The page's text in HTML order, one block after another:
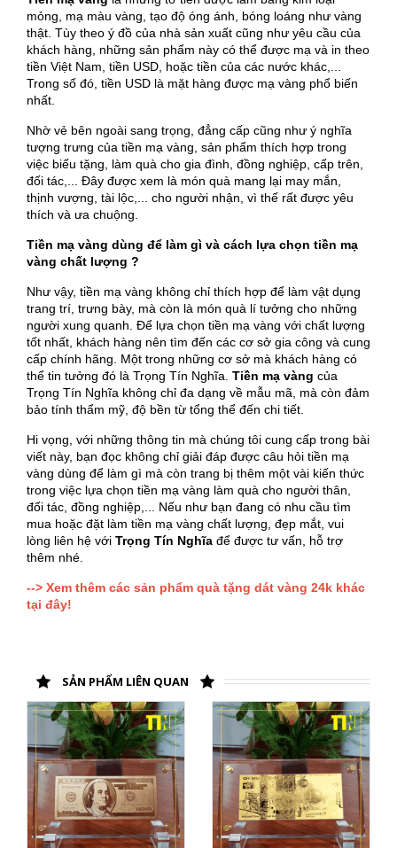
mỏng, mạ màu vàng, tạo độ óng ánh, bóng loáng như vàng
thật. Tùy theo ý đồ của nhà sản xuất cũng như yêu cầu của
khách hàng, những sản phẩm này có thể được mạ và in theo
tiền Việt Nam, tiền USD, hoặc tiền của các nước khác,...
Trong số đó, tiền USD là mặt hàng được mạ vàng phổ biến
nhất.
Nhờ vẻ bên ngoài sang trọng, đẳng cấp cũng như ý nghĩa
tượng trưng của tiền mạ vàng, sản phẩm thích hợp trong
việc biếu tặng, làm quà cho gia đình, đồng nghiệp, cấp trên,
đối tác,... Đây được xem là món quà mang lại may mắn,
thịnh vượng, tài lộc,... cho người nhận, vì thế rất được yêu
thích và ưa chuộng.
Tiền mạ vàng dùng để làm gì và cách lựa chọn tiền mạ
vàng chất lượng ?
Như vậy, tiền mạ vàng không chỉ thích hợp để làm vật dụng
trang trí, trưng bày, mà còn là món quà lí tưởng cho những
người xung quanh. Để lựa chọn tiền mạ vàng với chất lượng
tốt nhất, khách hàng nên tìm đến các cơ sở gia công và cung
cấp chính hãng. Một trong những cơ sở mà khách hàng có
thể tin tưởng đó là Trọng Tín Nghĩa. Tiền mạ vàng của
Trọng Tín Nghĩa không chỉ đa dạng về mẫu mã, mà còn đảm
bảo tính thẩm mỹ, độ bền từ tổng thể đến chi tiết.
Hi vọng, với những thông tin mà chúng tôi cung cấp trong bài
viết này, bạn đọc không chỉ giải đáp được câu hỏi tiền mạ
vàng dùng để làm gì mà còn trang bị thêm một vài kiến thức
trong việc lựa chọn tiền mạ vàng làm quà cho người thân,
đối tác, đồng nghiệp,... Nếu như bạn đang có nhu cầu tìm
mua hoặc đặt làm tiền mạ vàng chất lượng, đẹp mắt, vui
lòng liên hệ với Trọng Tín Nghĩa để được tư vấn, hỗ trợ
thêm nhé.
--> Xem thêm các sản phẩm quà tặng dát vàng 24k khác
tại đây!
SẢN PHẨM LIÊN QUAN